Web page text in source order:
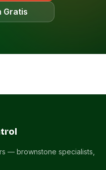
Gratis
— brownstone specialists,